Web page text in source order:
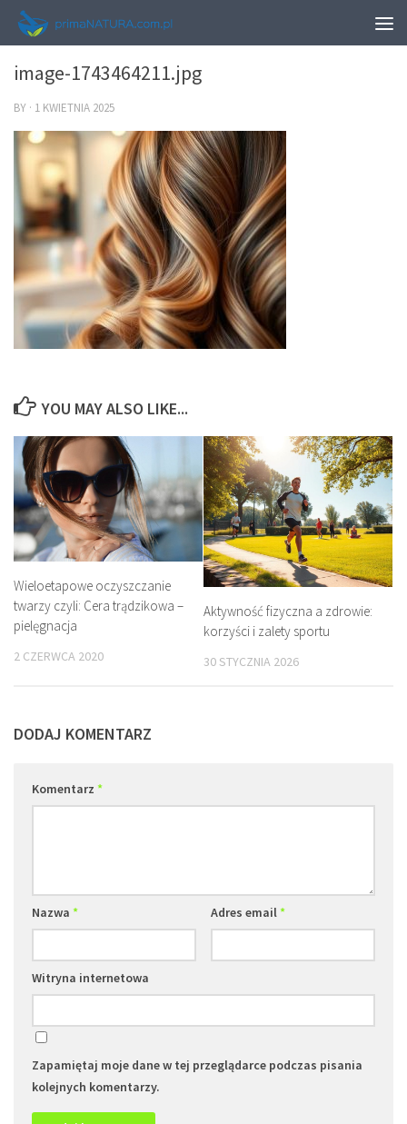
0
image-1743464211.jpg
BY · 1 KWIETNIA 2025
YOU MAY ALSO LIKE...
Wieloetapowe oczyszczanie
twarzy czyli: Cera trądzikowa –
pielęgnacja
2 CZERWCA 2020
Aktywność fizyczna a zdrowie:
korzyści i zalety sportu
30 STYCZNIA 2026
DODAJ KOMENTARZ
Komentarz *
Nazwa * Adres email*
Witryna internetowa
Zapamiętaj moje dane w tej przeglądarce podczas pisania
kolejnych komentarzy.